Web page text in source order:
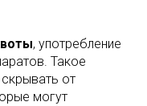
, употребление
Такое
от
могут